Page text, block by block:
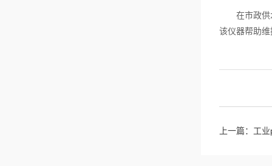
在市政供水
该仪器帮助
上一篇： 工